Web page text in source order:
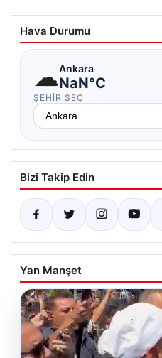
Hava Durumu
☁Ankara
NaN°C
ŞEHIR SEÇ
Bizi Takip Edin
Yan Manşet